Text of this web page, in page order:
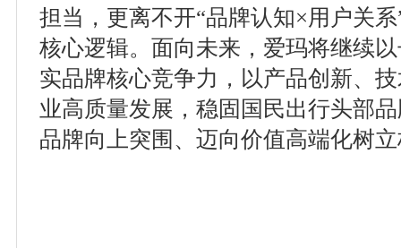
担当，更离不开“品牌认知×用户关
核心逻辑。面向未来，爱玛将继续
实品牌核心竞争力，以产品创新、
业高质量发展，稳固国民出行头部
品牌向上突围、迈向价值高端化树